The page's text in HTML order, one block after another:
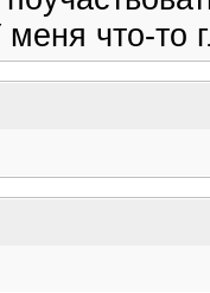
что-то